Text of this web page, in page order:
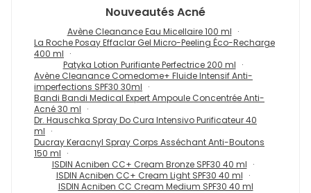
NouveautésAcné
Avène Cleanance Eau Micellaire 100 ml
La Roche Posay Effaclar Gel Micro-Peeling Éco-Recharge
400 ml
Patyka Lotion Purifiante Perfectrice 200 ml
Avène Cleanance Comedome+ Fluide Intensif Anti-
imperfections SPF30 30ml
Bandi Bandi Medical Expert Ampoule Concentrée Anti-
Acné 30 ml
Dr. Hauschka Spray Do Cura Intensivo Purificateur 40
ml
Ducray Keracnyl Spray Corps Asséchant Anti-Boutons
150 ml
ISDIN Acniben CC+ Cream Bronze SPF30 40 ml
ISDIN Acniben CC+ Cream Light SPF30 40 ml
ISDIN Acniben CC Cream Medium SPF30 40 ml